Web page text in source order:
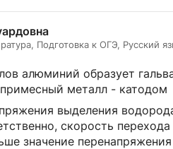
Подготовка к ОГЭ, Русский
алюминий образует
металл - катодом
выделения
скорость
значение